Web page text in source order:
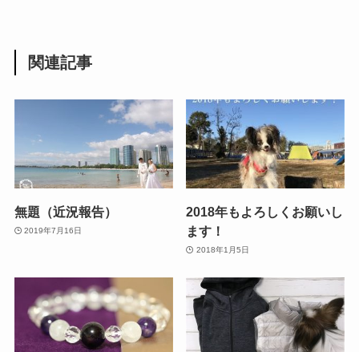
関連記事
無題（近況報告）
2019年7月16日
2018年もよろしくお願いし
ます！
2018年1月5日